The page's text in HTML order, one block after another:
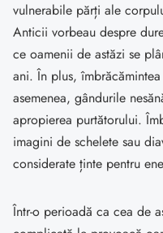
vulnerabile părți ale
Anticii vorbeau despre
ce oamenii de astăzi se
ani. În plus,
asemenea, gândurile
apropierea purtătorului.
imagini de schelete sau
considerate ținte pentru
Într-o perioadă ca cea de